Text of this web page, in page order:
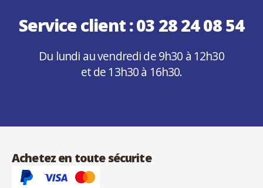
Service client :03 28 24 08 54
Du lundi au vendredi de 9h30 à 12h30
et de 13h30 à 16h30.
Achetez en toute sécurite